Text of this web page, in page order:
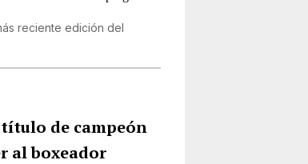
reciente edición del
de campeón
al boxeador